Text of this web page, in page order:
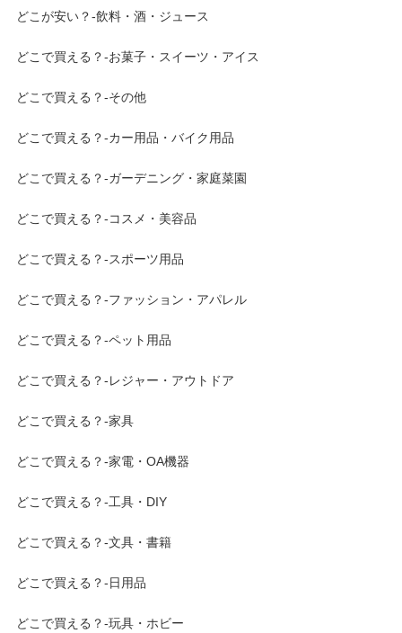
どこが安い？-飲料・酒・ジュース
どこで買える？-お菓子・スイーツ・アイス
どこで買える？-その他
どこで買える？-カー用品・バイク用品
どこで買える？-ガーデニング・家庭菜園
どこで買える？-コスメ・美容品
どこで買える？-スポーツ用品
どこで買える？-ファッション・アパレル
どこで買える？-ペット用品
どこで買える？-レジャー・アウトドア
どこで買える？-家具
どこで買える？-家電・OA機器
どこで買える？-工具・DIY
どこで買える？-文具・書籍
どこで買える？-日用品
どこで買える？-玩具・ホビー